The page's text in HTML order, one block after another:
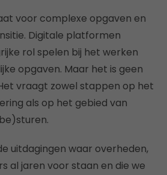
voor complexe opgaven en
Digitale platformen
rol spelen bij het werken
opgaven. Maar het is geen
vraagt zowel stappen op het
als op het gebied van
uitdagingen waar overheden,
al jaren voor staan en die we